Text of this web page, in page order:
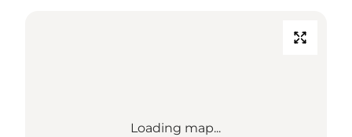
Loading map...